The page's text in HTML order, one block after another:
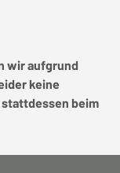
wir aufgrund
keine
beim